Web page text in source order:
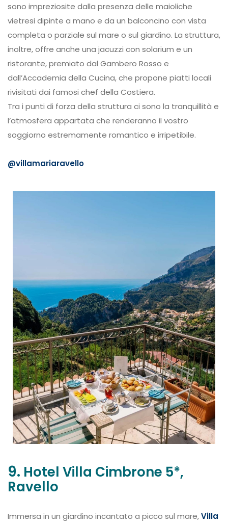
sono impreziosite dalla presenza delle maioliche
vietresi dipinte a mano e da un balconcino con vista
completa o parziale sul mare o sul giardino. La struttura,
inoltre, offre anche una jacuzzi con solarium e un
ristorante, premiato dal Gambero Rosso e
dall’Accademia della Cucina, che propone piatti locali
rivisitati dai famosi chef della Costiera.
Tra i punti di forza della struttura ci sono la tranquillità e
l’atmosfera appartata che renderanno il vostro
soggiorno estremamente romantico e irripetibile.
@villamariaravello
9. Hotel Villa Cimbrone 5*,
Ravello
Immersa in un giardino incantato a picco sul mare,Villa